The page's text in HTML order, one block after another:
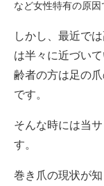
など女性特有の原因
しかし、最近で
は半々に近づい
齢者の方は足の
です。
そんな時には当
す。
巻き爪の現状が